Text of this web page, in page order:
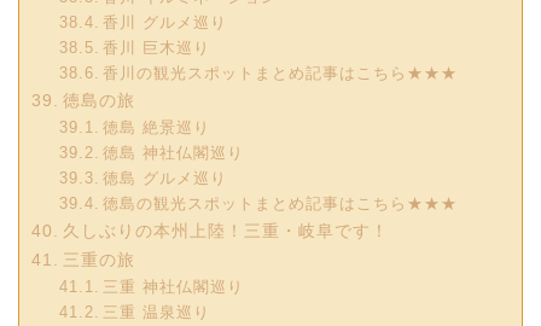
香川 グルメ巡り
香川 巨木巡り
香川の観光スポットまとめ記事はこちら★★★
徳島の旅
徳島 絶景巡り
徳島 神社仏閣巡り
徳島 グルメ巡り
徳島の観光スポットまとめ記事はこちら★★★
久しぶりの本州上陸！三重・岐阜です！
三重の旅
三重 神社仏閣巡り
三重 温泉巡り